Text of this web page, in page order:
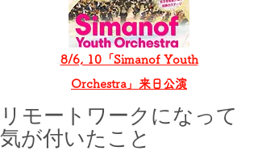
8/6, 10「Simanof Youth
Orchestra」来日公演
リモートワークになって
気が付いたこと